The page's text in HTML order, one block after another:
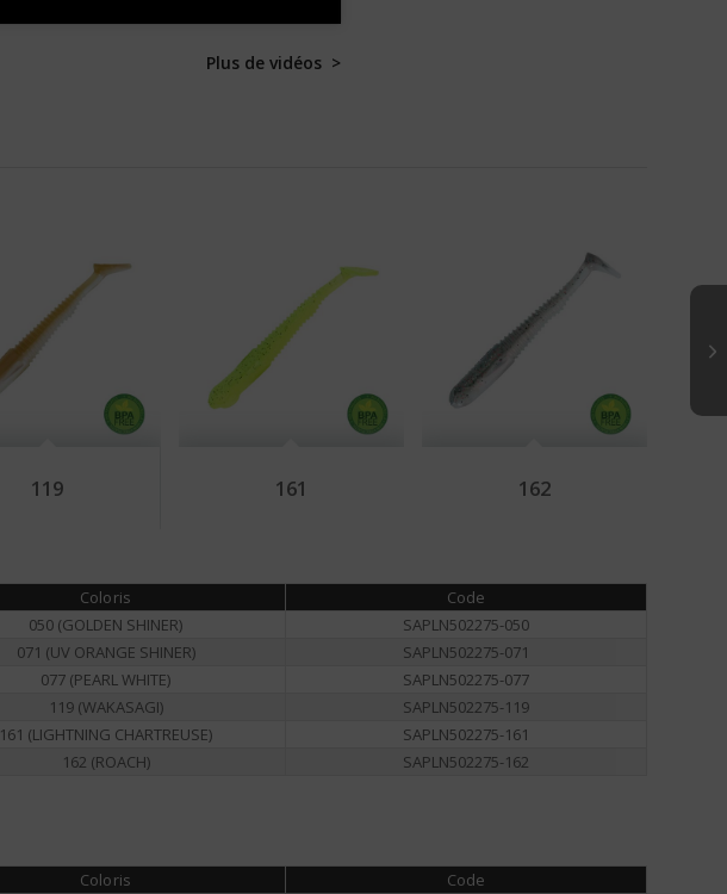
Plus de vidéos >
119 161 162
Coloris
Code
050 (GOLDEN SHINER)
SAPLN502275-050
071 (UV ORANGE SHINER)
SAPLN502275-071
077 (PEARL WHITE)
SAPLN502275-077
119 (WAKASAGI)
SAPLN502275-119
161 (LIGHTNING CHARTREUSE)
SAPLN502275-161
162 (ROACH) SAPLN502275-162
Coloris
Code